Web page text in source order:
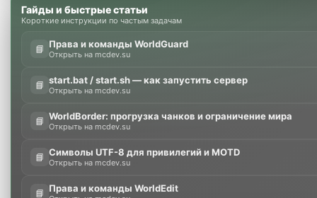
Гайды и быстрые статьи
Короткие инструкции по частым задачам
📘 Права и команды WorldGuard
Открыть на mcdev.su
📘 start.bat / start.sh — как запустить сервер
Открыть на mcdev.su
📘 WorldBorder: прогрузка чанков и ограничение мира
Открыть на mcdev.su
📘 Символы UTF-8 для привилегий и MOTD
Открыть на mcdev.su
📘 Права и команды WorldEdit